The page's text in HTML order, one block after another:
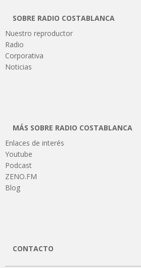
SOBRE RADIO COSTABLANCA
Nuestro reproductor
Radio
Corporativa
Noticias
MÁS SOBRE RADIO COSTABLANCA
Enlaces de interés
Youtube
Podcast
ZENO.FM
Blog
CONTACTO